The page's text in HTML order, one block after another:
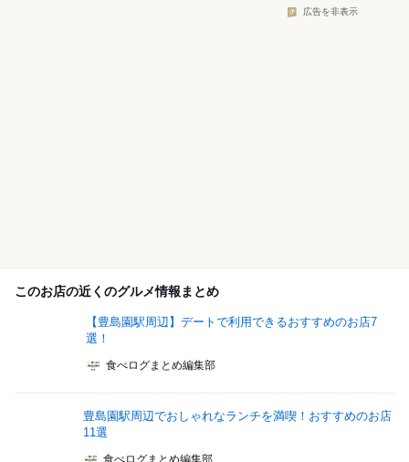
広告を非表示
このお店の近くのグルメ情報まとめ
【豊島園駅周辺】デートで利用できるおすすめのお店7
選！
食べログまとめ編集部
豊島園駅周辺でおしゃれなランチを満喫！おすすめのお店
11選